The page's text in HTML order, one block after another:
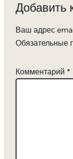
Добавить
Ваш адрес
Обязательные
Комментарий *